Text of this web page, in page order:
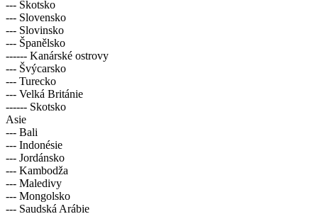
--- Skotsko
--- Slovensko
--- Slovinsko
--- Španělsko
------ Kanárské ostrovy
--- Švýcarsko
--- Turecko
--- Velká Británie
------ Skotsko
Asie
--- Bali
--- Indonésie
--- Jordánsko
--- Kambodža
--- Maledivy
--- Mongolsko
--- Saudská Arábie